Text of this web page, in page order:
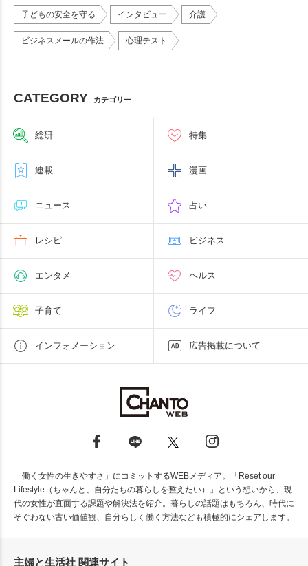
子どもの安全を守る インタビュー 介護
ビジネスメールの作法 心理テスト
CATEGORY カテゴリー
総研 特集
連載 漫画
ニュース 占い
レシピ ビジネス
エンタメ ヘルス
子育て ライフ
インフォメーション 広告掲載について
「働く女性の生きやすさ」にコミットするWEBメディア。「Reset our
Lifestyle（ちゃんと、自分たちの暮らしを整えたい）」という想いから、現
代の女性が直面する課題や解決法を紹介。暮らしの話題はもちろん、時代に
そぐわない古い価値観、自分らしく働く方法なども積極的にシェアします。
主婦と生活社 関連サイト